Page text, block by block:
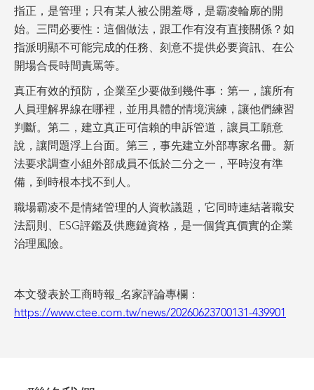
指正，是管理；只有某人被公開羞辱，是霸凌輪廓的開
始。三問必要性：這個做法，跟工作有沒有直接關係？如
指派明顯不可能完成的任務、刻意不提供必要資訊、在公
開場合長時間責罵等。
真正有效的預防，企業至少要做到幾件事：第一，讓所有
人員理解界線在哪裡，並用具體的情境演練，讓他們練習
判斷。第二，建立真正可信賴的申訴管道，讓員工願意
說，讓問題浮上台面。第三，事先建立外部專家名冊。新
法要求調查小組外部成員不低於二分之一，平時沒有準
備，到時根本找不到人。
職場霸凌不是情緒管理的人資軟議題，它同時連結著職安
法罰則、ESG評鑑及供應鏈資格，是一個貨真價實的企業
治理風險。
本文發表於工商時報_名家評論專欄：
https://www.ctee.com.tw/news/20260623700131-439901